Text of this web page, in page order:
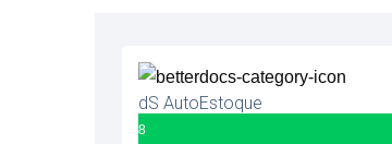
dS AutoEstoque
8